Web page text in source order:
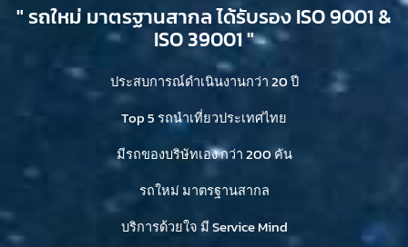
" รถใหม่ มาตรฐานสากล ได้รับรอง ISO 9001 &
ISO 39001 "​
ประสบการณ์ดำเนินงานกว่า 20 ปี
Top 5 รถนำเที่ยวประเทศไทย
มีรถของบริษัทเอง กว่า 200 คัน
รถใหม่ มาตรฐานสากล
บริการด้วยใจ มี Service Mind